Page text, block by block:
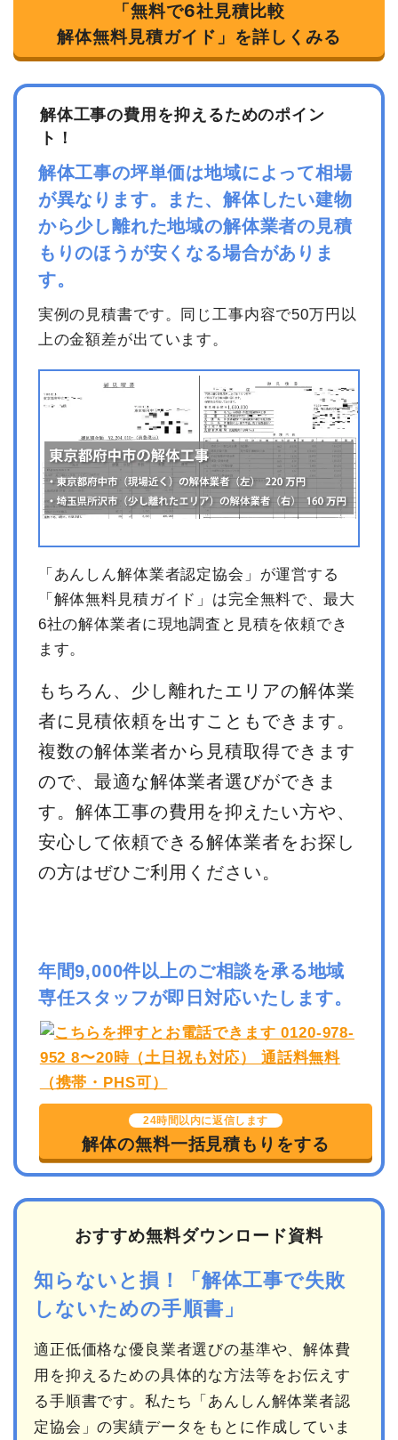
「無料で6社見積比較
解体無料見積ガイド」を詳しくみる
解体工事の費用を抑えるためのポイン
ト！
解体工事の坪単価は地域によって相場
が異なります。また、解体したい建物
から少し離れた地域の解体業者の見積
もりのほうが安くなる場合がありま
す。
実例の見積書です。同じ工事内容で50万円以
上の金額差が出ています。
「あんしん解体業者認定協会」が運営する
「解体無料見積ガイド」は完全無料で、最大
6社の解体業者に現地調査と見積を依頼でき
ます。
もちろん、少し離れたエリアの解体業
者に見積依頼を出すこともできます。
複数の解体業者から見積取得できます
ので、最適な解体業者選びができま
す。解体工事の費用を抑えたい方や、
安心して依頼できる解体業者をお探し
の方はぜひご利用ください。
年間9,000件以上のご相談を承る地域
専任スタッフが即日対応いたします。
24時間以内に返信します
解体の無料一括見積もりをする
おすすめ無料ダウンロード資料
知らないと損！「解体工事で失敗
しないための手順書」
適正低価格な優良業者選びの基準や、解体費
用を抑えるための具体的な方法等をお伝えす
る手順書です。私たち「あんしん解体業者認
定協会」の実績データをもとに作成していま